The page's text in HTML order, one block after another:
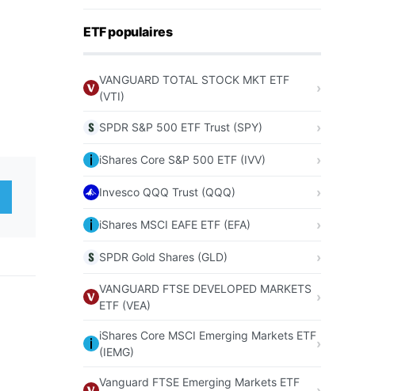
ETF populaires
VANGUARD TOTAL STOCK MKT ETF
(VTI)
SPDR S&P 500 ETF Trust (SPY)
iShares Core S&P 500 ETF (IVV)
Invesco QQQ Trust (QQQ)
iShares MSCI EAFE ETF (EFA)
SPDR Gold Shares (GLD)
VANGUARD FTSE DEVELOPED MARKETS
ETF (VEA)
iShares Core MSCI Emerging Markets ETF
(IEMG)
Vanguard FTSE Emerging Markets ETF